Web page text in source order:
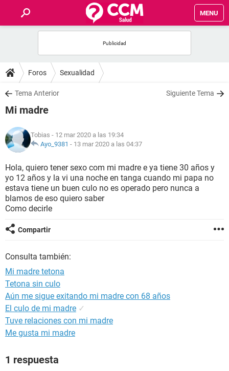
MENU
FOROS
SALUD
NUTRICIÓN
BIENESTAR
SEXUALIDAD
GLOSARIO
Foros Sexualidad
Tema Anterior Siguiente Tema
Mi madre
Tobias - 12 mar 2020 a las 19:34
Ayo_9381 - 13 mar 2020 a las 04:37
Hola, quiero tener sexo com mi madre e ya tiene 30 años y
yo 12 años y la vi una noche en tanga cuando mi papa no
estava tiene un buen culo no es operado pero nunca a
blamos de eso quiero saber
Como decirle
Compartir
Consulta también:
Mi madre tetona
Tetona sin culo
Aún me sigue exitando mi madre con 68 años
El culo de mi madre ✓
Tuve relaciones con mi madre
Me gusta mi madre
1 respuesta